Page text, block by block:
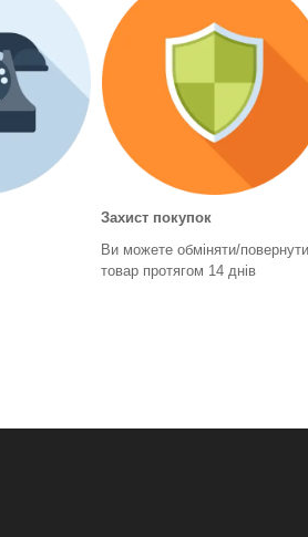
Захист покупок
Ви можете обміняти/повернути
товар протягом 14 днів